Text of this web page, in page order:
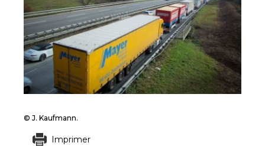
© J. Kaufmann.
Imprimer